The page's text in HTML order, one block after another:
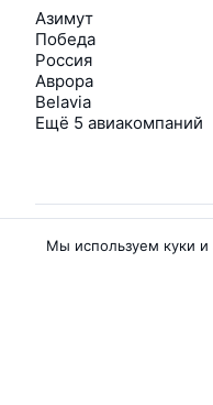
Азимут
Победа
Россия
Аврора
Belavia
Ещё 5 авиакомпаний
Мы используем куки